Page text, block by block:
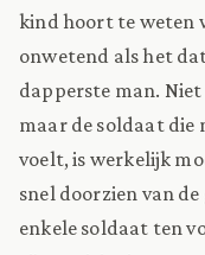
kind hoort te weten
onwetend als het
dapperste man.
maar de soldaat die
voelt, is werkelijk
snel doorzien van
enkele soldaat ten